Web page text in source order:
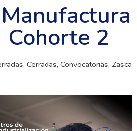
Cohorte 2
, Cerradas, Convocatorias, Zasca